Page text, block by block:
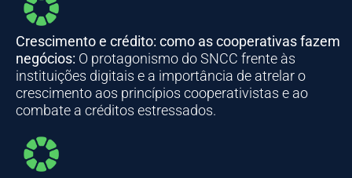
Crescimento e crédito: como as cooperativas fazem
negócios: O protagonismo do SNCC frente às
instituições digitais e a importância de atrelar o
crescimento aos princípios cooperativistas e ao
combate a créditos estressados.